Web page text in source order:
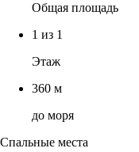
Общая площадь
1 из 1
Этаж
360 м
до моря
Спальные места